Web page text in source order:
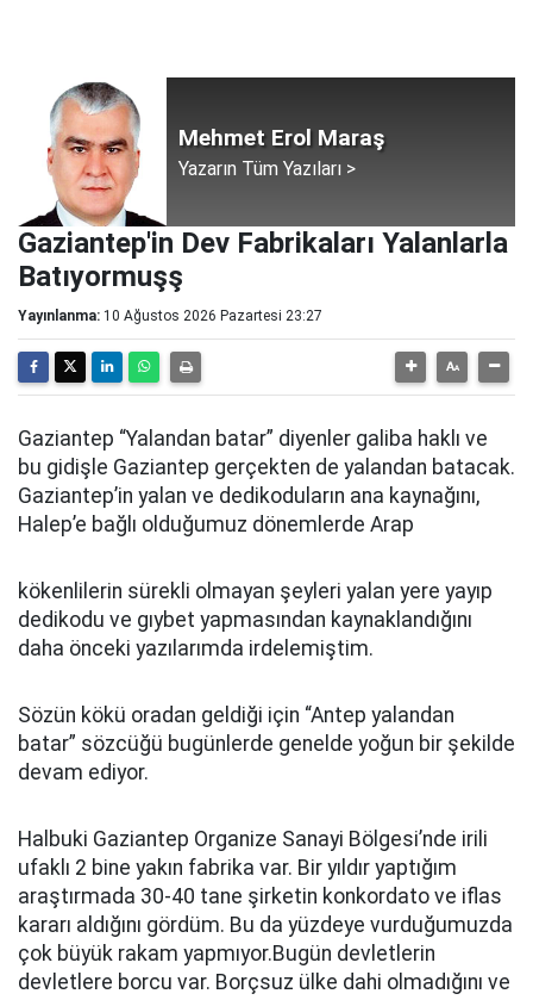
Mehmet Erol Maraş
Yazarın Tüm Yazıları >
Gaziantep'in Dev Fabrikaları Yalanlarla
Batıyormuşş
Yayınlanma: 10 Ağustos 2026 Pazartesi 23:27
Gaziantep “Yalandan batar” diyenler galiba haklı ve
bu gidişle Gaziantep gerçekten de yalandan batacak.
Gaziantep’in yalan ve dedikoduların ana kaynağını,
Halep’e bağlı olduğumuz dönemlerde Arap
kökenlilerin sürekli olmayan şeyleri yalan yere yayıp
dedikodu ve gıybet yapmasından kaynaklandığını
daha önceki yazılarımda irdelemiştim.
Sözün kökü oradan geldiği için “Antep yalandan
batar” sözcüğü bugünlerde genelde yoğun bir şekilde
devam ediyor.
Halbuki Gaziantep Organize Sanayi Bölgesi’nde irili
ufaklı 2 bine yakın fabrika var. Bir yıldır yaptığım
araştırmada 30-40 tane şirketin konkordato ve iflas
kararı aldığını gördüm. Bu da yüzdeye vurduğumuzda
çok büyük rakam yapmıyor.Bugün devletlerin
devletlere borcu var. Borçsuz ülke dahi olmadığını ve